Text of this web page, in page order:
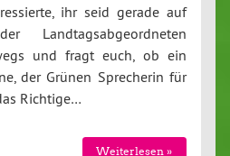
ihr seid gerade auf
Landtagsabgeordneten
und fragt euch, ob ein
der Grünen Sprecherin für
Richtige…
Weiterlesen »